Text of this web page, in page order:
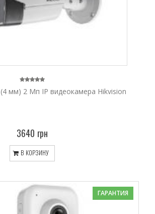
(4 мм) 2 Мп IP видеокамера Hikvision
3640 грн
В КОРЗИНУ
ГАРАНТИЯ